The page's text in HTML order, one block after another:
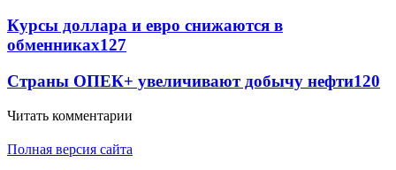
Курсы доллара и евро снижаются в
обменниках127
Страны ОПЕК+ увеличивают добычу нефти120
Читать комментарии
Полная версия сайта